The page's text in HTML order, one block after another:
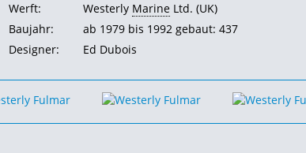
Werft:
Westerly Marine Ltd. (UK)
Baujahr:
ab 1979 bis 1992 gebaut: 437
Designer:
Ed Dubois